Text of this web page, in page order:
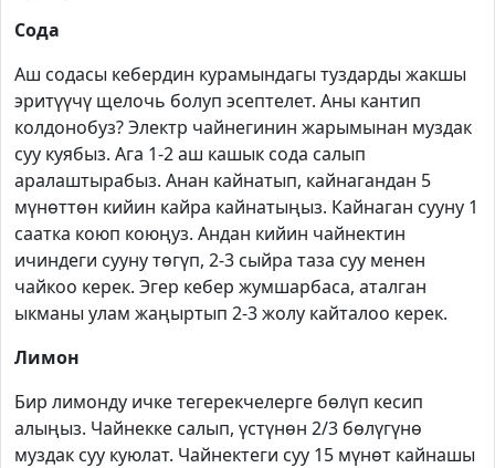
Сода
Аш содасы кебердин курамындагы туздарды жакшы
эритүүчү щелочь болуп эсептелет. Аны кантип
колдонобуз? Электр чайнегинин жарымынан муздак
суу куябыз. Ага 1-2 аш кашык сода салып
аралаштырабыз. Анан кайнатып, кайнагандан 5
мүнөттөн кийин кайра кайнатыңыз. Кайнаган сууну 1
саатка коюп коюңуз. Андан кийин чайнектин
ичиндеги сууну төгүп, 2-3 сыйра таза суу менен
чайкоо керек. Эгер кебер жумшарбаса, аталган
ыкманы улам жаңыртып 2-3 жолу кайталоо керек.
Лимон
Бир лимонду ичке тегерекчелерге бөлүп кесип
алыңыз. Чайнекке салып, үстүнөн 2/3 бөлүгүнө
муздак суу куюлат. Чайнектеги суу 15 мүнөт кайнашы